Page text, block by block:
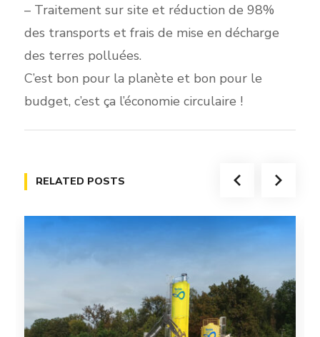
– Traitement sur site et réduction de 98%
des transports et frais de mise en décharge
des terres polluées.
C’est bon pour la planète et bon pour le
budget, c’est ça l’économie circulaire !
RELATED POSTS